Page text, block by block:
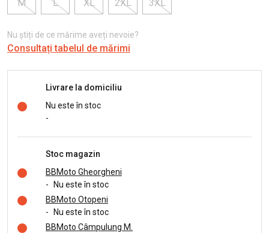
M
L XL 2XL 3XL
Nu știți de ce mărime aveți nevoie?
Consultați tabelul de mărimi
Livrare la domiciliu
Nu este în stoc
-
Stoc magazin
BBMoto Gheorgheni
-
Nu este în stoc
BBMoto Otopeni
-
Nu este în stoc
BBMoto Câmpulung M.